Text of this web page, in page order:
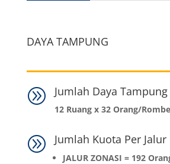
DAYA TAMPUNG
A Jumlah Daya Tampung
12 Ruang x 32 Orang/
A Jumlah Kuota Per Jalur
JALUR ZONASI = 192